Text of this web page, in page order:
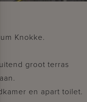
Knokke.
groot terras
en apart toilet.